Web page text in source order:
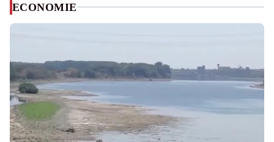
ECONOMIE